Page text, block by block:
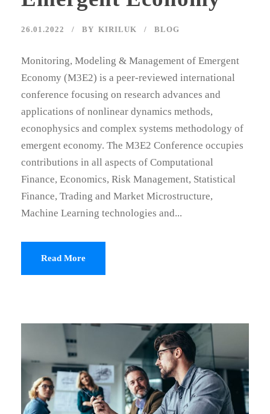
26.01.2022 BY KIRILUK BLOG
Monitoring, Modeling & Management of Emergent
Economy (M3E2) is a peer-reviewed international
conference focusing on research advances and
applications of nonlinear dynamics methods,
econophysics and complex systems methodology of
emergent economy. The M3E2 Conference occupies
contributions in all aspects of Computational
Finance, Economics, Risk Management, Statistical
Finance, Trading and Market Microstructure,
Machine Learning technologies and...
Read More